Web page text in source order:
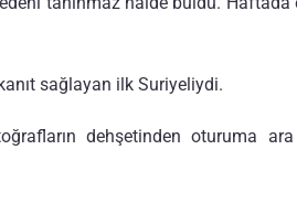
sağlayan ilk Suriyeliydi.
dehşetinden oturuma